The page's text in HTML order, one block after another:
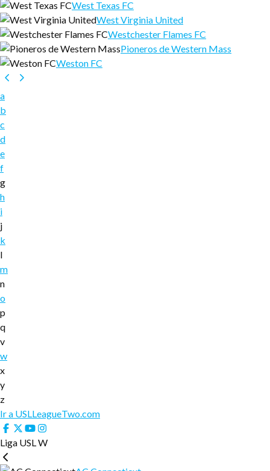
West Texas FC
West Virginia United
Westchester Flames FC
Pioneros de Western Mass
Weston FC
a
b
c
d
e
f
g
h
i
j
k
l
m
n
o
p
q
v
w
x
y
z
Ir a USLLeagueTwo.com
Liga USL W